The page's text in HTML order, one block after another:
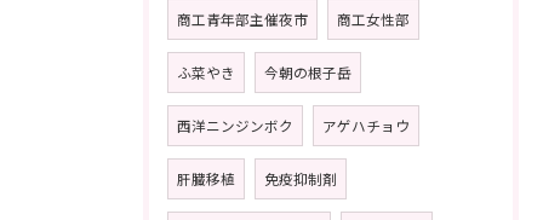
商工青年部主催夜市 商工女性部
ふ菜やき 今朝の根子岳
西洋ニンジンボク アゲハチョウ
肝臓移植 免疫抑制剤